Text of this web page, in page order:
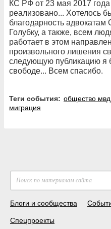
КС РФ от 23 мая 2017
реализовано... Хотелось
благодарность
Голубку, а также, всем
работает в этом
произвольного лишения
следующую публикацию я
свободе... Всем спасибо.
Теги события: общество мвд
миграция
Блоги и сообщества
Спецпроекты